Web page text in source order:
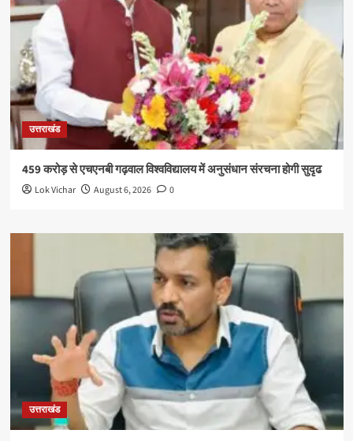
उत्तराखंड
459 करोड़ से एचएनबी गढ़वाल विश्वविद्यालय में अनुसंधान संरचना होगी सुदृढ
Lok Vichar August 6, 2026 0
उत्तराखंड